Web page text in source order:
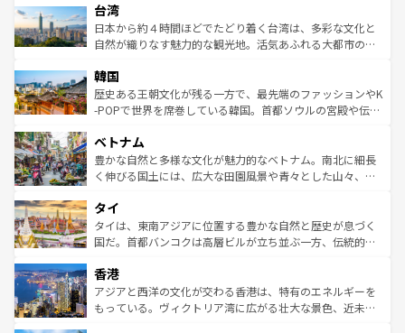
ならではの贅沢な旅のスタイルだ。 なお、新着のアメリカ
情報はコンテンツ一覧を参照してほしい。
れるおもてなしの心で訪れる人々を迎えてくれるハワイの
人々、おいしいローカルフードやハワイアンミュージッ
ク、伝統的なフラダンスなど、すべてがハワイの魅力を彩
ワイを、存分に味わってほしい。 なお、新着のハワイ情報
はコンテンツ一覧を参照してほしい。
リアリーフや大陸中央部にそびえるウルル（エアーズロッ
ク）、タスマニアの美しい原生林やケアンズの熱帯雨林な
ど、見どころがたくさん。また、カフェやワイン、オージ
いる。アクティビティも充実しており、サーフィンやダイ
ビング、ハイキングなど、アウトドア好きにはたまらな
い。オーストラリアの多彩な魅力を存分に味わいつくそ
参照してほしい。
台湾
日本から約４時間ほどでたどり着く台湾は、多彩な文化と
自然が織りなす魅力的な観光地。活気あふれる大都市の台
ン）、静ひつな山岳地帯である台湾東部など、都市の喧騒
と山間の静けさが共存しており、訪れる人に新しい発見と
驚きをもたらしてくれる。また、奥深い台湾の食文化も魅
容にもいいと評判のスイーツなど、バラエティ豊かな料理
が味わえる。 なお、新着の台湾情報は コンテンツ一覧を参
照してほしい。
韓国
歴史ある王朝文化が残る一方で、最先端のファッションやK
-POPで世界を席巻している韓国。首都ソウルの宮殿や伝統
き、地方に足を延ばせば四季折々の自然美を楽しむことが
できる。そして、キムチや焼肉、絶品のストリートフード
まで、さまざまな韓国料理が待っている。夜には、韓国な
リティに包まれながら、韓国の多彩な魅力を心ゆくまで味
わってみてほしい。 なお、新着の韓国情報はコンテンツ一
覧を参照してほしい。
ベトナム
豊かな自然と多様な文化が魅力的なベトナム。南北に細長
く伸びる国土には、広大な田園風景や青々とした山々、世
急速な発展と共に伝統が息づく。ハノイの古い町並みやホ
ーチミン市のフランス統治時代の建物も、独特の雰囲気を
醸し出している。また、バラエティの豊かさとおいしさで
とつ。フォーやバインミー、ベトナムコーヒーなどは、ぜ
ひ現地で味わいたい。どの地域を訪れてもあたたかい人々
が旅行者を迎えてくれるので、きっと忘れられない旅にな
タイ
タイは、東南アジアに位置する豊かな自然と歴史が息づく
国だ。首都バンコクは高層ビルが立ち並ぶ一方、伝統的な
の活気が交差している。北部ではチェンマイなどの山岳地
帯で自然と触れ合い、南部ではプーケットやクラビの美し
いビーチでリゾート気分を楽しむことができる。タイ料理
香港
アジアと西洋の文化が交わる香港は、特有のエネルギーを
もっている。ヴィクトリア湾に広がる壮大な景色、近未来